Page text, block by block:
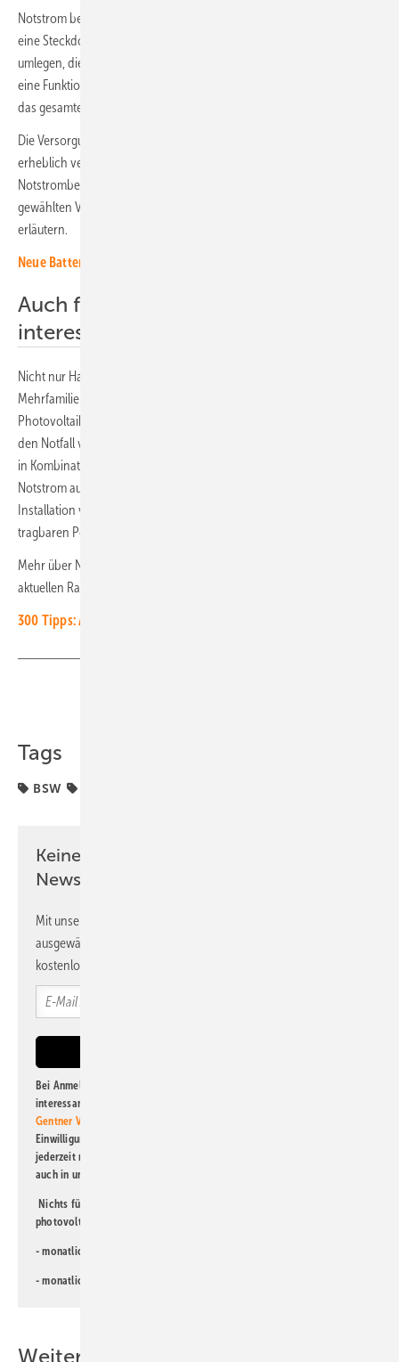
Notstrom bezeichnet eine Anlagenfunktion, die einzelne Geräte über
eine Steckdose versorgen kann. Meist muss man dafür einen Schalter
umlegen, die Umschaltung erfolgt nicht automatisch. Ersatzstrom ist
eine Funktion des Wechselrichters, die ein Teilnetz (einphasig) oder
das gesamte Hausnetz (dreiphasig) versorgen kann.
Die Versorgungsdauer im Inselbetrieb kann bei Sonneneinstrahlung
erheblich verlängert werden, wenn die Batterie auch im
Notstrombetrieb aus der Photovoltaikanlage nachlädt. Ob das in der
gewählten Variante möglich ist, kann der Fachbetrieb im Einzelfall
erläutern.
Neue Batteriespeicher finden Sie hier.
Auch für Mieterinnen und Mieter
interessant
Nicht nur Hausbesitzer, sondern auch Mieterinnen und Mieter in
Mehrfamilienhäusern, die über kein eigenes Dach mit
Photovoltaikanlage verfügen, können sich mit Batteriespeichern auf
den Notfall vorbereiten. Einige Anbieter vertreiben Steckersolargeräte
in Kombination mit Batteriespeichern, die mit Steckdosen für
Notstrom ausgestattet sind. Wer über keinen geeigneten Platz für die
Installation von Solarmodulen verfügt, kann Notstrom auch aus einer
tragbaren Powerstation (Batterie) beziehen (HS)
Mehr über Notstrom und Ersatzstrom erfahren Sie in unserem
aktuellen Ratgeber:
300 Tipps: Autark mit Sonnenstrom
Tags
BSW
Keine Zeit? Kein Problem mit dem PV
Newsletter!
Mit unserem Newsletter erhalten Sie regelmäßig von uns
ausgewählte Informationen und Neuigkeiten, gebündelt und
kostenlos direkt ins Postfach.
Bei Anmeldung zu diesem Newsletter bin ich damit einverstanden, über
interessante Verlags- und Online-Angebote
Gentner Verlag GmbH & Co. KG
Einwilligung kann ich jederzeit widerrufen und eine Abmeldung ist
jederzeit möglich. Informationen zum Umgang mit Daten finden Sie
auch in unserer
Nichts für Sie dabei? Dann lesen Sie doch einen unserer weiteren
photovoltaik-Newsletter!
- monatlicher
- monatlicher
Weitere Inhalte